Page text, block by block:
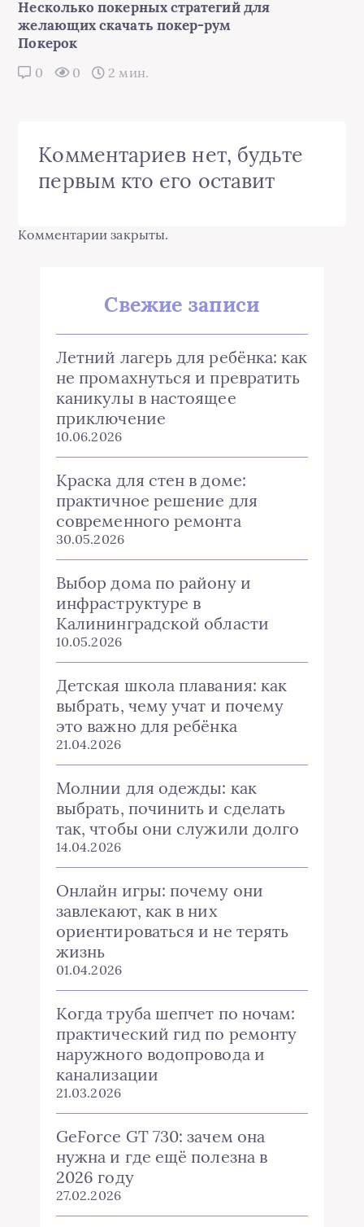
Несколько покерных стратегий для
желающих скачать покер-рум
Покерок
0 0 2 мин.
Комментариев нет, будьте
первым кто его оставит
Комментарии закрыты.
Свежие записи
Летний лагерь для ребёнка: как
не промахнуться и превратить
каникулы в настоящее
приключение
10.06.2026
Краска для стен в доме:
практичное решение для
современного ремонта
30.05.2026
Выбор дома по району и
инфраструктуре в
Калининградской области
10.05.2026
Детская школа плавания: как
выбрать, чему учат и почему
это важно для ребёнка
21.04.2026
Молнии для одежды: как
выбрать, починить и сделать
так, чтобы они служили долго
14.04.2026
Онлайн игры: почему они
завлекают, как в них
ориентироваться и не терять
жизнь
01.04.2026
Когда труба шепчет по ночам:
практический гид по ремонту
наружного водопровода и
канализации
21.03.2026
GeForce GT 730: зачем она
нужна и где ещё полезна в
2026 году
27.02.2026